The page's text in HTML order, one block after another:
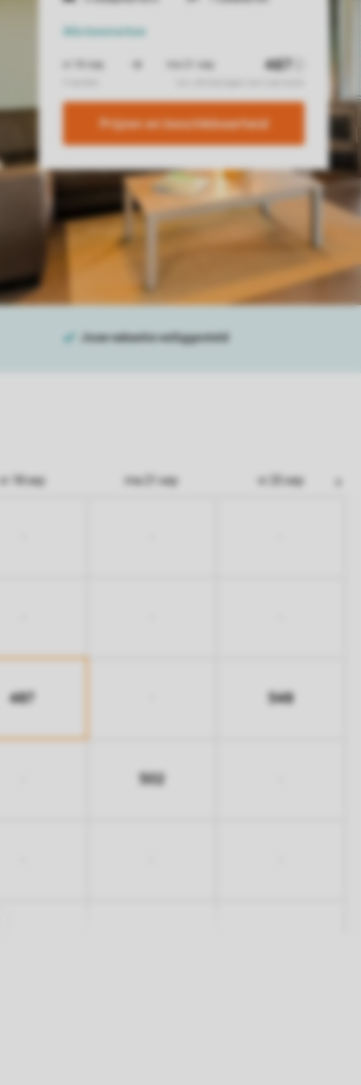
Alle kenmerken
Prijzen en beschikbaarheid
vr 18 sep ma 21 sep vr 25 sep
487 548
502